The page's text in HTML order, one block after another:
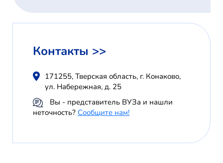
Контакты >>
171255, Тверская область, г. Конаково,
ул. Набережная, д. 25
Вы - представитель ВУЗа и нашли
неточность? Сообщите нам!